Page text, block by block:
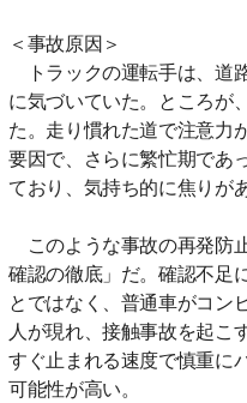
＜事故原因＞
トラックの運転手は、道
に気づいていた。ところが
た。走り慣れた道で注意力
要因で、さらに繁忙期であ
ており、気持ち的に焦りが
このような事故の再発防
確認の徹底」だ。確認不足
とではなく、普通車がコン
人が現れ、接触事故を起こ
すぐ止まれる速度で慎重に
可能性が高い。